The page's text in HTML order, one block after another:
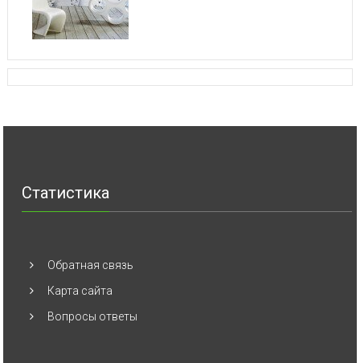
Статистика
Обратная связь
Карта сайта
Вопросы ответы